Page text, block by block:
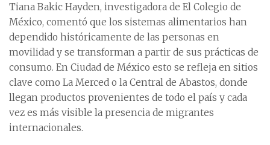
Tiana Bakic Hayden, investigadora de El Colegio de
México, comentó que los sistemas alimentarios han
dependido históricamente de las personas en
movilidad y se transforman a partir de sus prácticas de
consumo. En Ciudad de México esto se refleja en sitios
clave como La Merced o la Central de Abastos, donde
llegan productos provenientes de todo el país y cada
vez es más visible la presencia de migrantes
internacionales.